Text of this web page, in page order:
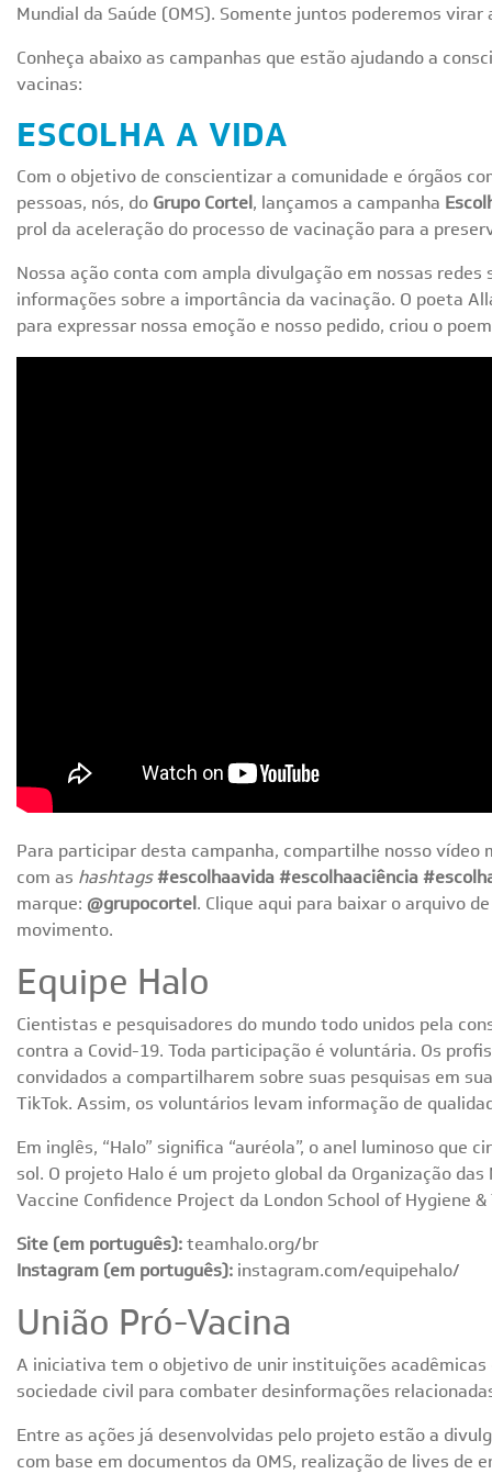
Mundial da Saúde (OMS). Somente juntos poderemos virar
Conheça abaixo as campanhas que estão ajudando a
vacinas:
ESCOLHA A VIDA
Com o objetivo de conscientizar a comunidade e órgãos
pessoas, nós, do Grupo Cortel, lançamos a campanha
prol da aceleração do processo de vacinação para a
Nossa ação conta com ampla divulgação em nossas redes
informações sobre a importância da vacinação. O poeta
para expressar nossa emoção e nosso pedido, criou o
Para participar desta campanha, compartilhe nosso
com as hashtags#escolhaavida #escolhaaciência
marque: @grupocortel. Clique aqui para baixar o arquivo
movimento.
Equipe Halo
Cientistas e pesquisadores do mundo todo unidos pela
contra a Covid-19. Toda participação é voluntária. Os
convidados a compartilharem sobre suas pesquisas em
TikTok. Assim, os voluntários levam informação de
Em inglês, “Halo” significa “auréola”, o anel luminoso que
sol. O projeto Halo é um projeto global da Organização
Vaccine Confidence Project da London School of Hygiene
Site (em português):teamhalo.org/br
Instagram (em português): instagram.com/equipehalo/
União Pró-Vacina
A iniciativa tem o objetivo de unir instituições acadêmicas
sociedade civil para combater desinformações
Entre as ações já desenvolvidas pelo projeto estão a
com base em documentos da OMS, realização de lives de